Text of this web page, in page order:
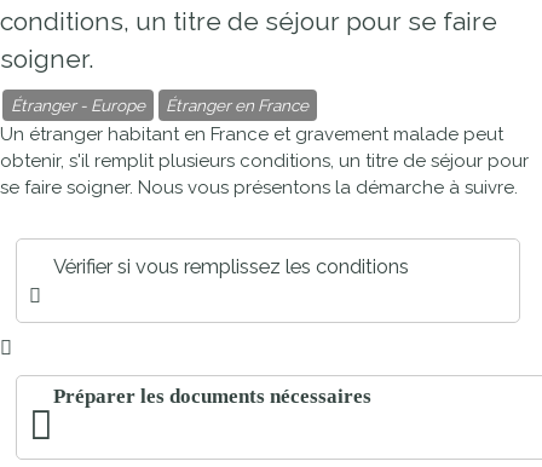
conditions, un titre de séjour pour se faire
soigner.
Étranger - Europe Étranger en France
Un étranger habitant en France et gravement malade peut
obtenir, s'il remplit plusieurs conditions, un titre de séjour pour
se faire soigner. Nous vous présentons la démarche à suivre.
Vérifier si vous remplissez les conditions
Préparer les documents nécessaires